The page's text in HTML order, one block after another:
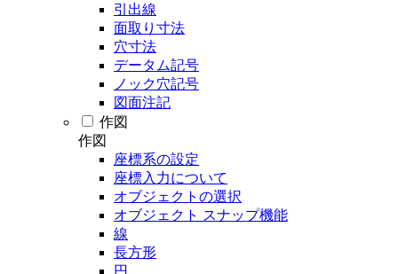
引出線
面取り寸法
穴寸法
データム記号
ノック穴記号
図面注記
作図
作図
座標系の設定
座標入力について
オブジェクトの選択
オブジェクト スナップ機能
線
長方形
円